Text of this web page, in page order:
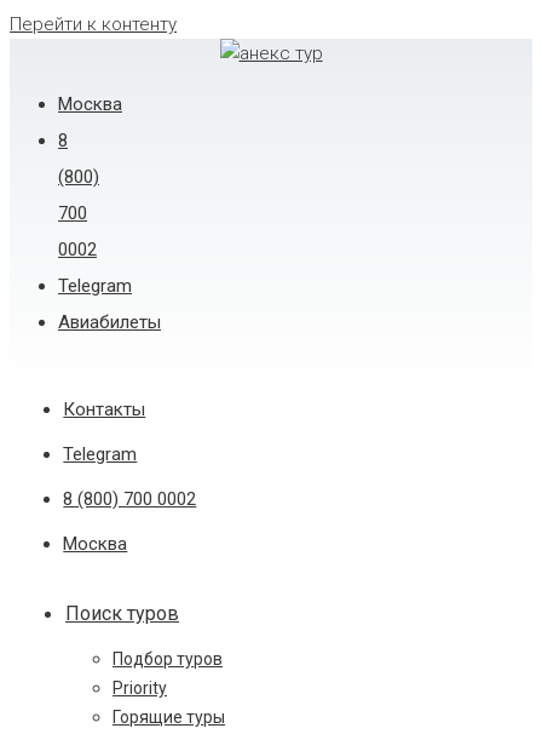
Перейти к контенту
Москва
8
(800)
700
0002
Telegram
Авиабилеты
Контакты
Telegram
8 (800) 700 0002
Москва
Поиск туров
Подбор туров
Priority
Горящие туры